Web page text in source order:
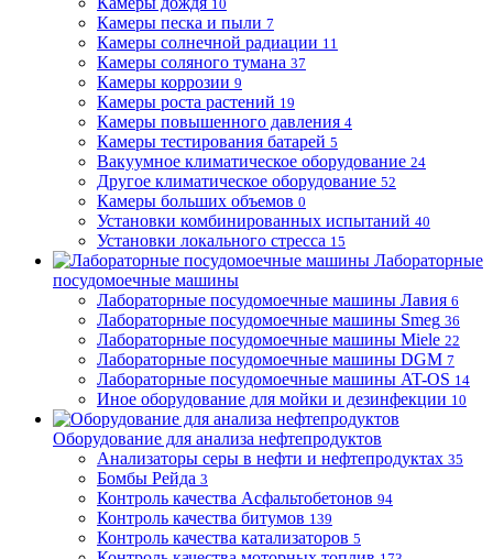
10
Камеры песка и пыли 7
Камеры солнечной радиации 11
Камеры соляного тумана 37
Камеры коррозии 9
Камеры роста растений 19
Камеры повышенного давления 4
Камеры тестирования батарей 5
Вакуумное климатическое оборудование 24
Другое климатическое оборудование 52
Камеры больших объемов 0
Установки комбинированных испытаний 40
Установки локального стресса 15
Лабораторные
посудомоечные машины
Лабораторные посудомоечные машины Лавия 6
Лабораторные посудомоечные машины Smeg 36
Лабораторные посудомоечные машины Miele 22
Лабораторные посудомоечные машины DGM 7
Лабораторные посудомоечные машины AT-OS 14
Иное оборудование для мойки и дезинфекции 10
Оборудование для анализа нефтепродуктов
Анализаторы серы в нефти и нефтепродуктах 35
Бомбы Рейда 3
Контроль качества Асфальтобетонов 94
Контроль качества битумов 139
Контроль качества катализаторов 5